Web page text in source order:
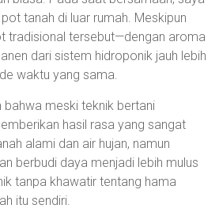
tanah di luar rumah. Meskipun
tradisional tersebut—dengan aroma
dari sistem hidroponik jauh lebih
waktu yang sama.
bahwa meski teknik bertani
hasil rasa yang sangat
alami dan air hujan, namun
berbudi daya menjadi lebih mulus
tanpa khawatir tentang hama
itu sendiri.